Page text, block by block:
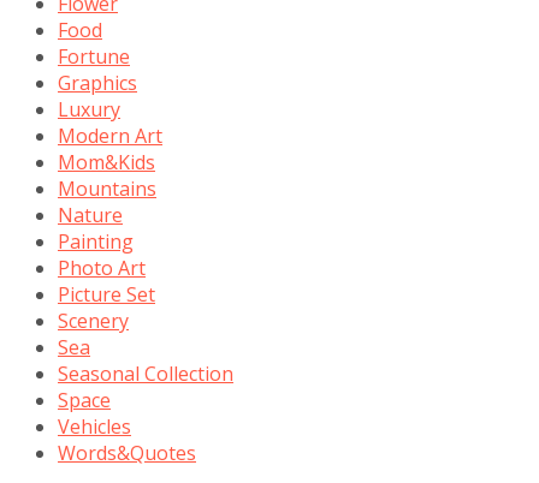
Food
Fortune
Graphics
Luxury
Modern Art
Mom&Kids
Mountains
Nature
Painting
Photo Art
Picture Set
Scenery
Sea
Seasonal Collection
Space
Vehicles
Words&Quotes